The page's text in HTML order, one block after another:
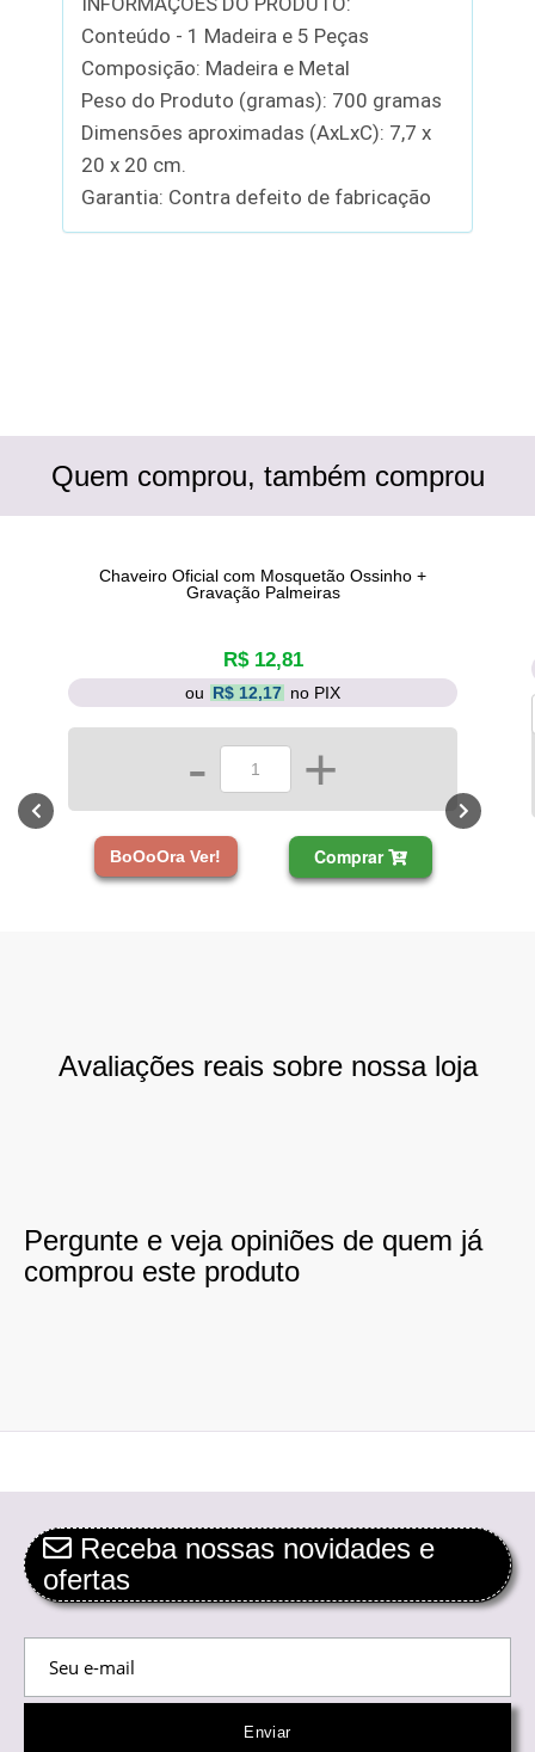
Conteúdo - 1 Madeira e 5 Peças
Composição: Madeira e Metal
Peso do Produto (gramas): 700 gramas
Dimensões aproximadas (AxLxC): 7,7 x
20 x 20 cm.
Garantia: Contra defeito de fabricação
Quem comprou, também comprou
Chaveiro Oficial com Mosquetão Ossinho +
Gravação Palmeiras
R$ 12,81
ou R$ 12,17 no PIX
- +
BoOoOra Ver! Comprar
Avaliações reais sobre nossa loja
Pergunte e veja opiniões de quem já
comprou este produto
Receba nossas novidades e
ofertas